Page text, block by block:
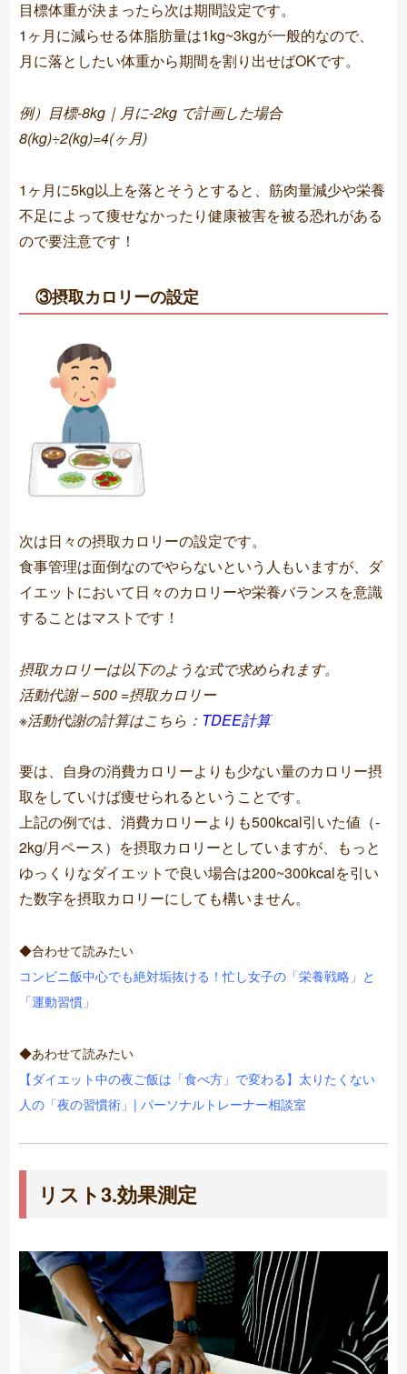
目標体重が決まったら次は期間設定です。
1ヶ月に減らせる体脂肪量は1kg~3kgが一般的なので、
月に落としたい体重から期間を割り出せばOKです。
例）目標-8kg｜月に-2kg で計画した場合
8(kg)÷2(kg)=4(ヶ月)
1ヶ月に5kg以上を落とそうとすると、筋肉量減少や栄養
不足によって痩せなかったり健康被害を被る恐れがある
ので要注意です！
③摂取カロリーの設定
次は日々の摂取カロリーの設定です。
食事管理は面倒なのでやらないという人もいますが、ダ
イエットにおいて日々のカロリーや栄養バランスを意識
することはマストです！
摂取カロリーは以下のような式で求められます。
活動代謝 – 500 =摂取カロリー
※活動代謝の計算はこちら： TDEE計算
要は、自身の消費カロリーよりも少ない量のカロリー摂
取をしていけば痩せられるということです。
上記の例では、消費カロリーよりも500kcal引いた値（-
2kg/月ペース）を摂取カロリーとしていますが、もっと
ゆっくりなダイエットで良い場合は200~300kcalを引い
た数字を摂取カロリーにしても構いません。
◆合わせて読みたい
コンビニ飯中心でも絶対垢抜ける！忙し女子の「栄養戦略」と
「運動習慣」
◆あわせて読みたい
【ダイエット中の夜ご飯は「食べ方」で変わる】太りたくない
人の「夜の習慣術」| パーソナルトレーナー相談室
リスト3.効果測定